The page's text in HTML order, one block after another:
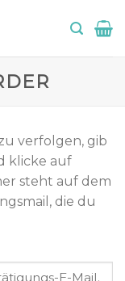
verfolgen, gib
klicke auf
steht auf dem
die du